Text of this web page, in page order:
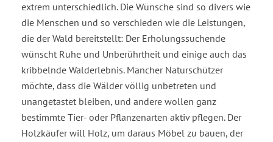
extrem unterschiedlich. Die Wünsche sind so divers wie
die Menschen und so verschieden wie die Leistungen,
die der Wald bereitstellt: Der Erholungssuchende
wünscht Ruhe und Unberührtheit und einige auch das
kribbelnde Walderlebnis. Mancher Naturschützer
möchte, dass die Wälder völlig unbetreten und
unangetastet bleiben, und andere wollen ganz
bestimmte Tier- oder Pflanzenarten aktiv pflegen. Der
Holzkäufer will Holz, um daraus Möbel zu bauen, der